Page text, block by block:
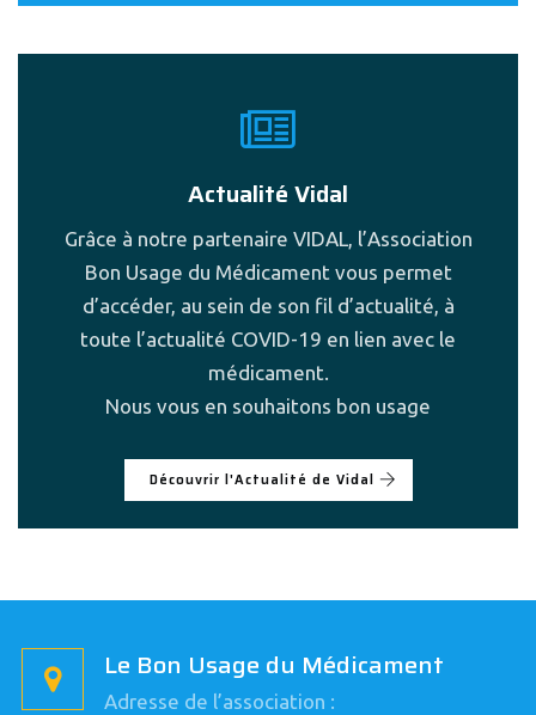
Actualité Vidal
Grâce à notre partenaire VIDAL, l’Association
Bon Usage du Médicament vous permet
d’accéder, au sein de son fil d’actualité, à
toute l’actualité COVID-19 en lien avec le
médicament.
Nous vous en souhaitons bon usage
Découvrir l'Actualité de Vidal
Le Bon Usage du Médicament
Adresse de l’association :